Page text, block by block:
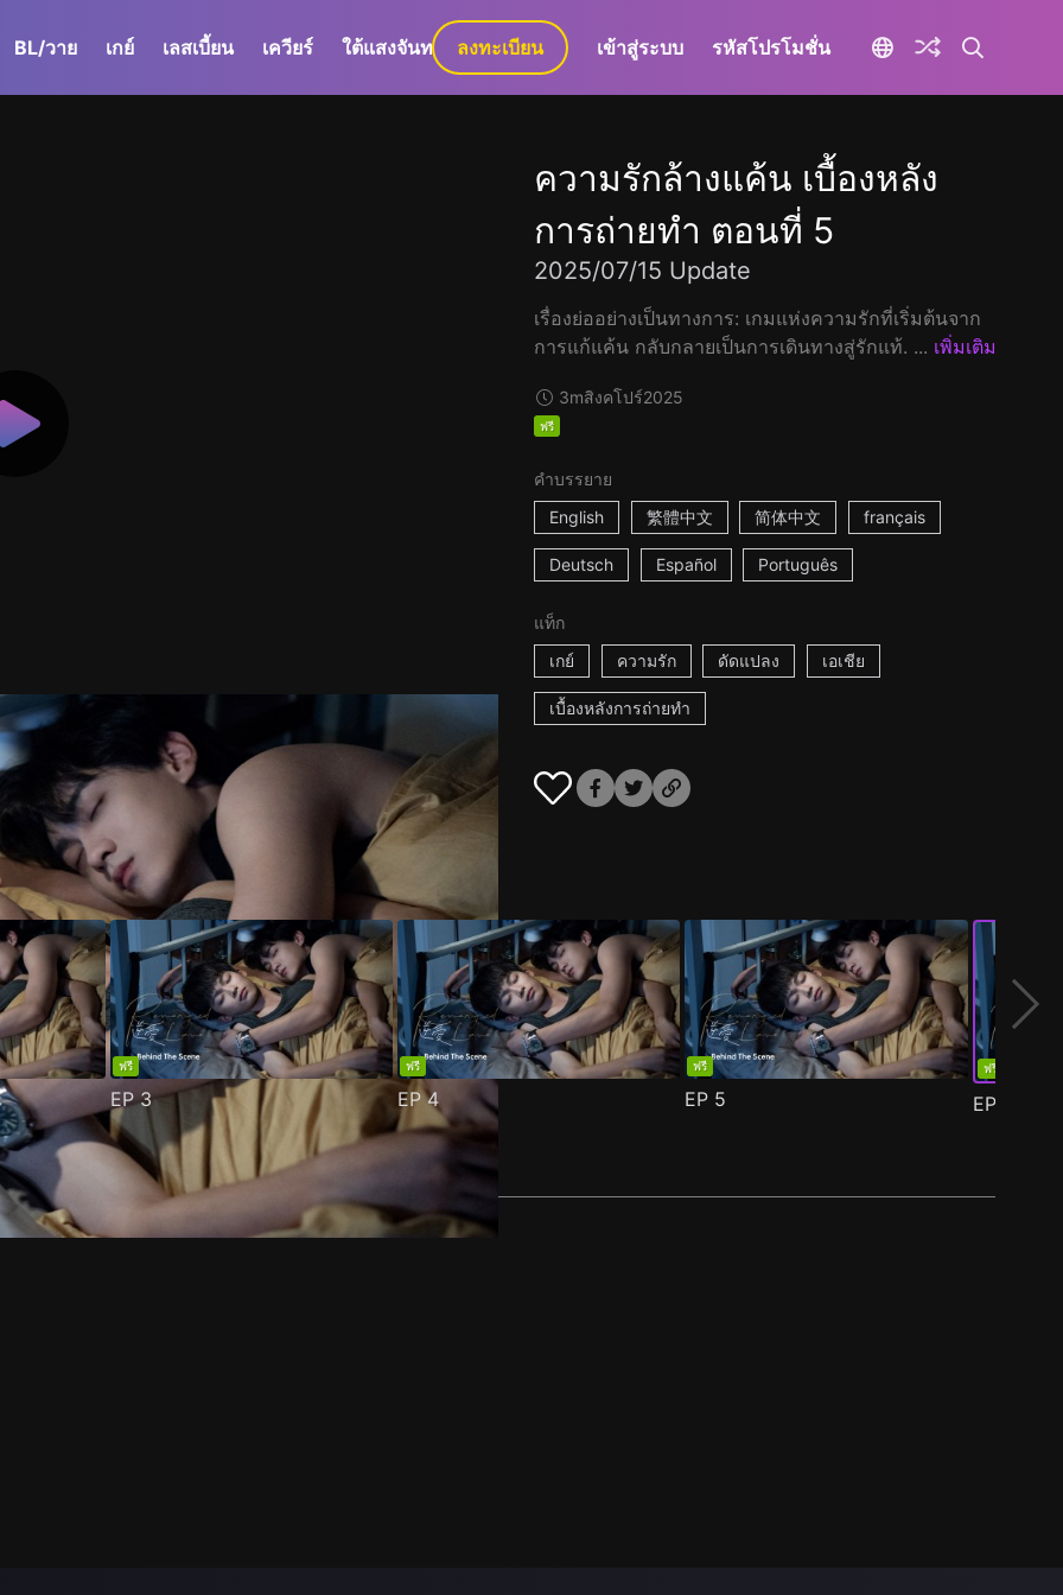
BL/วาย เกย์ เลสเบี้ยน เควียร์ ใต้แสงจันทร์ GaLa+
ลงทะเบียน เข้าสู่ระบบ รหัสโปรโมชั่น
ความรักล้างแค้น เบื้องหลัง
การถ่ายทำ ตอนที่ 5
2025/07/15 Update
เรื่องย่ออย่างเป็นทางการ: เกมแห่งความรักที่เริ่มต้นจาก
การแก้แค้น กลับกลายเป็นการเดินทางสู่รักแท้. ... เพิ่มเติม
3mสิงคโปร์2025
ฟรี
คำบรรยาย
English
繁體中文 简体中文 français
Deutsch Español Português
แท็ก
เกย์
ความรัก ดัดแปลง เอเชีย
เบื้องหลังการถ่ายทำ
ฟรี
EP3
ฟรี
EP4
ฟรี
EP 5
ฟรี
EP